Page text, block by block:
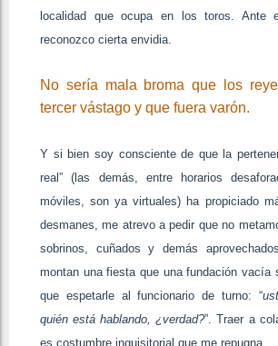
localidad que ocupa en los toros. Ante
reconozco cierta envidia.
No sería mala broma que los
tercer vástago y que fuera varón.
Y si bien soy consciente de que la
real” (las demás, entre horarios
móviles, son ya virtuales) ha propiciado
desmanes, me atrevo a pedir que no
sobrinos, cuñados y demás
montan una fiesta que una fundación vacía
que espetarle al funcionario de turno: “
quién está hablando, ¿verdad?”. Traer a
es costumbre inquisitorial que me repugna.